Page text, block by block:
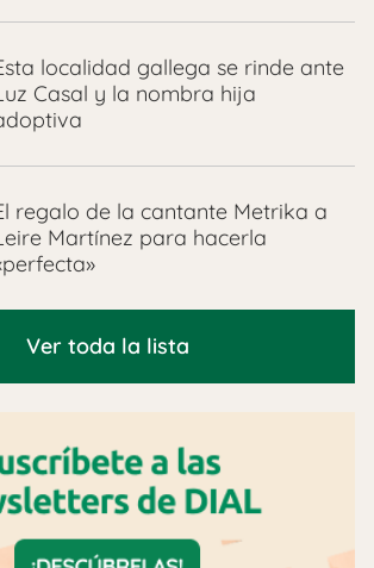
localidad gallega se rinde ante
Casal y la nombra hija
regalo de la cantante Metrika a
Martínez para hacerla
Ver toda la lista